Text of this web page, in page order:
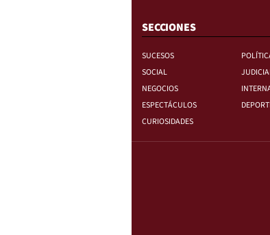
SECCIONES
SUCESOS
SOCIAL
NEGOCIOS
ESPECTÁCULOS
CURIOSIDADES